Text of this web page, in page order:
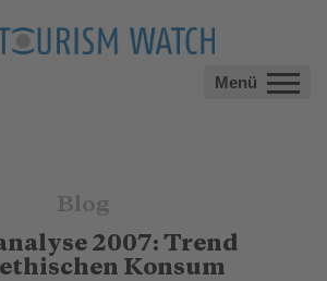
Menü
Blog
2007: Trend
Konsum